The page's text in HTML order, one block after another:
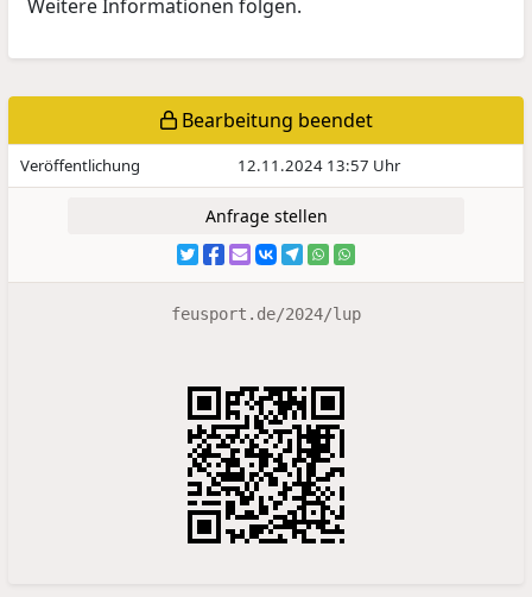
Weitere Informationen folgen.
Bearbeitung beendet
Veröffentlichung 12.11.2024 13:57 Uhr
Anfrage stellen
feusport.de/2024/lup